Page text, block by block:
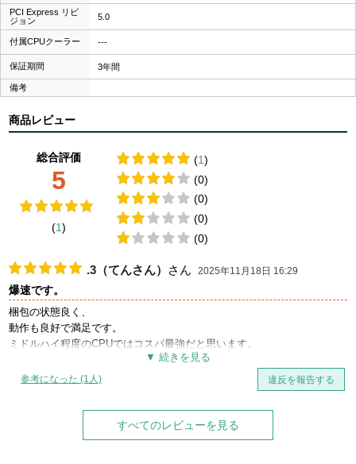
PCI Express リビ
ジョン
5.0
付属CPUクーラー ---
保証期間 3年間
備考
商品レビュー
総合評価
5
(1)
(1)
(0)
(0)
(0)
(0)
.3（てんさん） さん 2025年11月18日 16:29
爆速です。
梱包の状態良く、
動作も良好で満足です。
ミドルハイ程度のCPUではコスパ最強だと思います。
参考になった (1人) 違反を報告する
すべてのレビューを見る